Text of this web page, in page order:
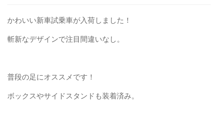
かわいい新車試乗車が入荷しました！
斬新なデザインで注目間違いなし。
普段の足にオススメです！
ボックスやサイドスタンドも装着済み。